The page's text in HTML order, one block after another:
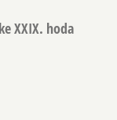
XXIX. hoda